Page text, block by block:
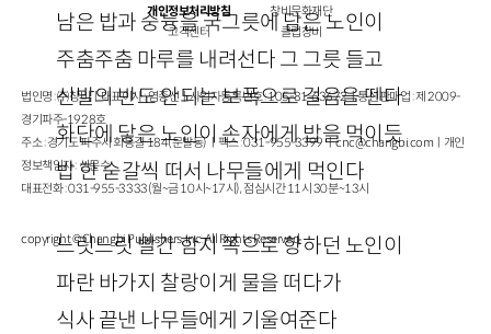
남은 밥과 숭늉을 국그릇에 담은 노인이
주춤주춤 마루를 내려선다 그 그릇 들고
신발의 반도 안되는 보폭으로 걸음을 뗀다
화단에 닿은 노인이 손자에게 밥을 먹이듯
밥 한 숟갈씩 떠서 나무들에게 먹인다
느릿느릿 빨간 함지 쪽으로 향하던 노인이
파란 바가지 찰랑이게 물을 떠다가
식사 끝낸 나무들에게 기울여준다
개인정보처리방침
고객센터
창비문화재단
클럽창비
법인명 : ㈜창비ㅣ대표이사 : 염종선ㅣ사업자등록번호 : 105-81-63672ㅣ통신판매업 : 제 2009-
경기파주-1928호
주소 : 경기도 파주시 회동길 184(문발동)ㅣ팩스 : 031-955-3399 ㅣcnc@changbi.com ㅣ개인
정보책임자 : 신문수
대표전화 : 031-955-3333(월~금 10시~17시), 점심시간 11시 30분~13시
copyright © Changbi Publishers, inc. All Rights Reserved.